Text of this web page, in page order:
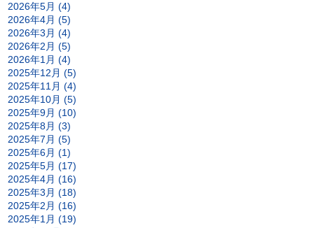
2026年5月 (4)
2026年4月 (5)
2026年3月 (4)
2026年2月 (5)
2026年1月 (4)
2025年12月 (5)
2025年11月 (4)
2025年10月 (5)
2025年9月 (10)
2025年8月 (3)
2025年7月 (5)
2025年6月 (1)
2025年5月 (17)
2025年4月 (16)
2025年3月 (18)
2025年2月 (16)
2025年1月 (19)